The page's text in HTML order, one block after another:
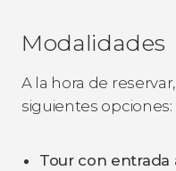
Modalidades
A la hora de
siguientes opciones:
Tour con entrada